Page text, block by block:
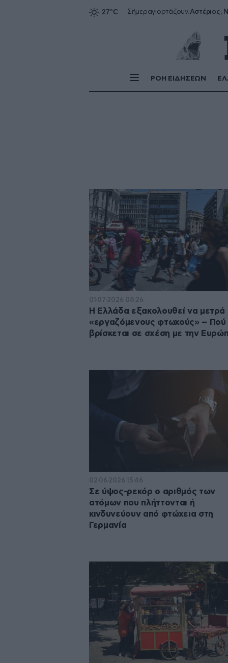
Σήμεραγιορτάζουν:Αστέριος,
ΡΟΗ ΕΙΔΗΣΕΩΝ
01·07·2026 08:26
Η Ελλάδα εξακολουθεί να μετρά
«εργαζόμενους φτωχούς» – Πού
βρίσκεται σε σχέση με την
02·06·2026 15:46
Σε ύψος-ρεκόρ ο αριθμός των
ατόμων που πλήττονται ή
κινδυνεύουν από φτώχεια στη
Γερμανία